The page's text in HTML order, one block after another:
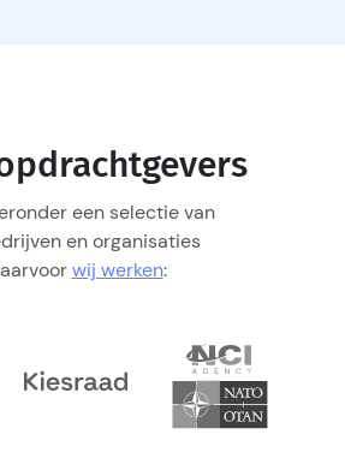
een selectie van
en organisaties
wij werken: